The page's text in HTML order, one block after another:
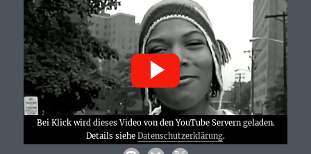
Bei Klick wird dieses Video von den YouTube Servern geladen.
Details siehe Datenschutzerklärung.